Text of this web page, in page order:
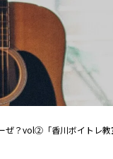
ぜ？vol②「香川ボイトレ教